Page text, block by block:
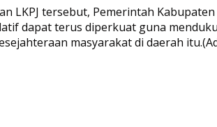
LKPJ tersebut, Pemerintah
dapat terus diperkuat guna
masyarakat di daerah